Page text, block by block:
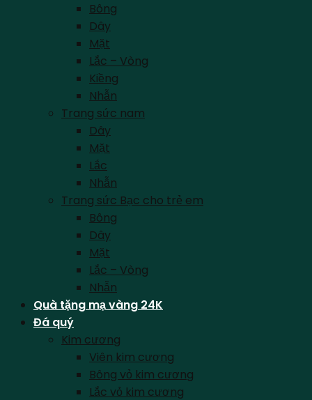
Bông
Dây
Mặt
Lắc – Vòng
Kiềng
Nhẫn
Trang sức nam
Dây
Mặt
Lắc
Nhẫn
Trang sức Bạc cho trẻ em
Bông
Dây
Mặt
Lắc – Vòng
Nhẫn
Quà tặng mạ vàng 24K
Đá quý
Kim cương
Viên kim cương
Bông vỏ kim cương
Lắc vỏ kim cương